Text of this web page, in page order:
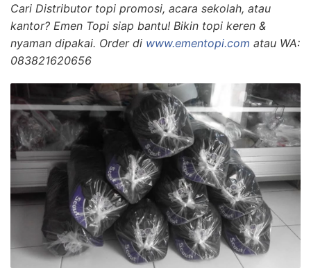
Cari Distributor topi promosi, acara sekolah, atau
kantor? Emen Topi siap bantu! Bikin topi keren &
nyaman dipakai. Order di www.ementopi.com atau WA:
083821620656